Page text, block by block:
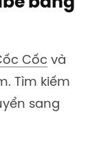
Cốc và
Tìm kiếm
sang